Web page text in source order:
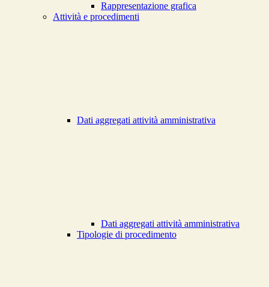
Rappresentazione grafica
Attività e procedimenti
Dati aggregati attività amministrativa
Dati aggregati attività amministrativa
Tipologie di procedimento